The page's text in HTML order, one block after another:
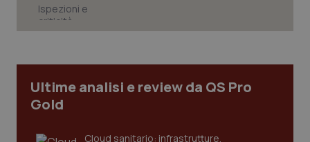
Vaccini
Ultime analisi e review da QS Pro
Gold
Cloud sanitario: infrastrutture,
Necessari Statistici Marketing
navigazione sulle pagine e l'accesso alle aree
protette del sito. Il sito web non è in grado di
funzionare correttamente senza questi cookie.